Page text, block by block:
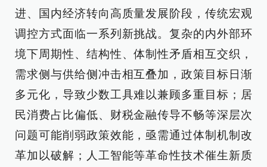
进、国内经济转向高质量发展阶段，传统宏观
调控方式面临一系列新挑战。复杂的内外部环
境下周期性、结构性、体制性矛盾相互交织，
需求侧与供给侧冲击相互叠加，政策目标日渐
多元化，导致少数工具难以兼顾多重目标；居
民消费占比偏低、财税金融传导不畅等深层次
问题可能削弱政策效能，亟需通过体制机制改
革加以破解；人工智能等革命性技术催生新质